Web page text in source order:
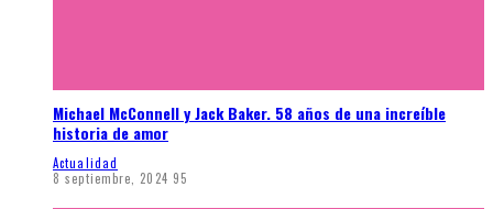
Michael McConnell y Jack Baker. 58 años de una increíble
historia de amor
Actualidad
8 septiembre, 2024 95